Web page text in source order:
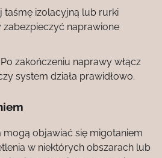
taśmę izolacyjną lub rurki
naprawione
Po zakończeniu naprawy włącz
system działa prawidłowo.
mogą objawiać się migotaniem
w niektórych obszarach lub